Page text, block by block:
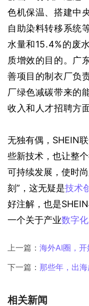
色机保温、搭建中
自助染料转移系统
水量和15.4%的废
质增效的目的。广
善项目的制衣厂负
厂绿色减碳带来的
收入和人才招聘方
无独有偶，SHEIN
些新技术，也让整
可持续发展，使时
刻”，这无疑是技术
好注解，也是
一个关于产业数字化
上一篇： 海外AI圈，
下一篇： 那些年，出海
相关新闻